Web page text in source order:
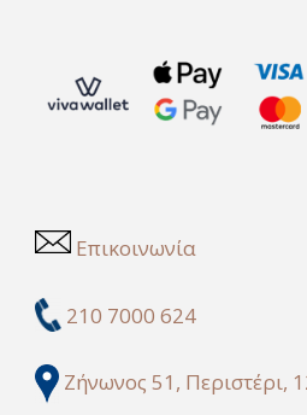
Επικοινωνία
210 7000 624
Ζήνωνος 51, Περιστέρι,